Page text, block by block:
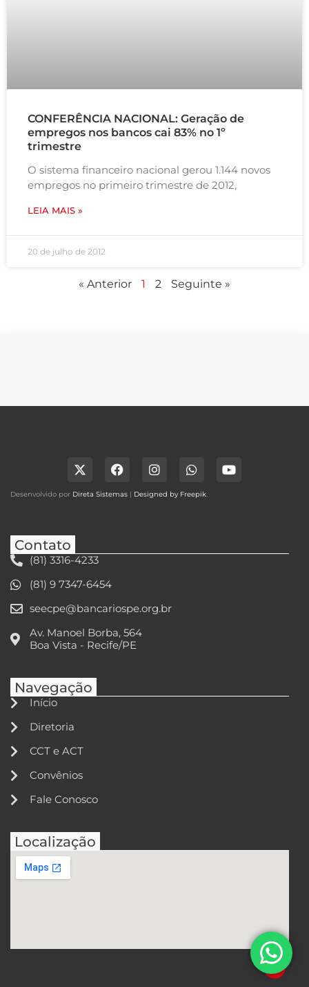
CONFERÊNCIA NACIONAL: Geração de
empregos nos bancos cai 83% no 1º
trimestre
O sistema financeiro nacional gerou 1.144 novos
empregos no primeiro trimestre de 2012,
LEIA MAIS »
20 de julho de 2012
« Anterior 1 2 Seguinte »
Desenvolvido por Direta Sistemas | Designed by Freepik.
Contato
(81) 3316-4233
(81) 9 7347-6454
seecpe@bancariospe.org.br
Av. Manoel Borba, 564
Boa Vista - Recife/PE
Navegação
Início
Diretoria
CCT e ACT
Convênios
Fale Conosco
Localização